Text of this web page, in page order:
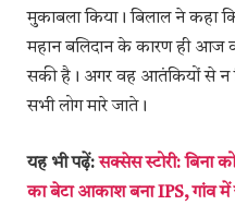
मुकाबला किया। बिलाल ने कहा
महान बलिदान के कारण ही आज
सकी है। अगर वह आतंकियों से न
सभी लोग मारे जाते।
यह भी पढ़ें:सक्सेस स्टोरी: बिना
का बेटा आकाश बना IPS, गांव में